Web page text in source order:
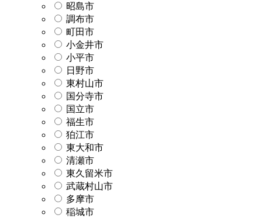
昭島市
調布市
町田市
小金井市
小平市
日野市
東村山市
国分寺市
国立市
福生市
狛江市
東大和市
清瀬市
東久留米市
武蔵村山市
多摩市
稲城市